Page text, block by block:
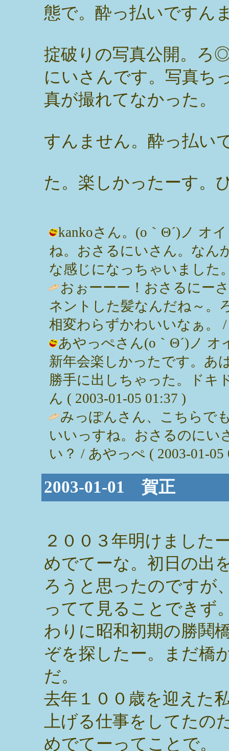
態で。酔っ払いですん
掟破りの写真公開。ろ
にいさんです。写真ち
真が撮れてなかった。
すんません。酔っ払い
た。楽しかったーす。
kankoさん。(o｀Θ´)ノ オ
ね。おさるにいさん。なん
な感じになっちゃいました
おぉーーー！おさるにー
ネントした髪なんだね～
相変わらずかわいいなぁ。 /
あやっぺさん(o｀Θ´)ノ
新年会楽しかったです。あ
勝手に出しちゃった。ドキ
ん ( 2003-01-05 01:37 )
みっぽんさん、こちらで
いいっすね。おさるのにい
い？ / あやっぺ ( 2003-01-05
2003-01-01 賀正
２００３年明けました
めでてーな。初日の出
ろうと思ったのですが
ってて見ることできず
わりに昭和初期の勝鬨
ぞを探したー。まだ橋
だ。
去年１００歳を迎えた
上げる仕事をしてたの
めでてーってことで。